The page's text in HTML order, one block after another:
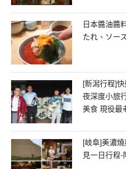
日本醬油醬
たれ、ソー
[新潟行程]
夜深度小旅
美食 現役最
[岐阜]美濃
見一日行程-